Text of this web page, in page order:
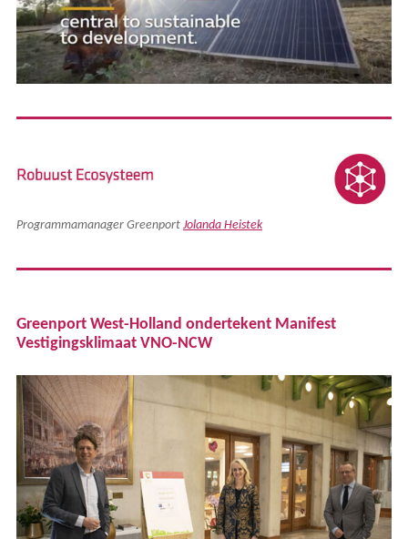
Programmamanager Greenport Jolanda Heistek
Greenport West-Holland ondertekent Manifest
Vestigingsklimaat VNO-NCW